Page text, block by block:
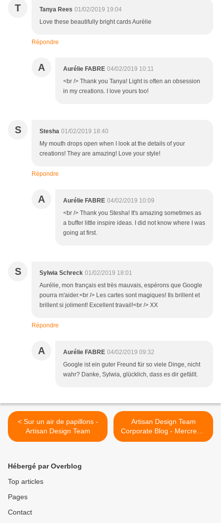
T Tanya Rees 01/02/2019 19:04
Love these beautifully bright cards Aurèlie
Répondre
A Aurélie FABRE 04/02/2019 10:11
<br /> Thank you Tanya! Light is often an obsession
in my creations. I love yours too!
S Stesha 01/02/2019 18:40
My mouth drops open when I look at the details of your
creations! They are amazing! Love your style!
Répondre
A Aurélie FABRE 04/02/2019 10:09
<br /> Thank you Stesha! It's amazing sometimes as
a buffer little inspire ideas. I did not know where I was
going at first.
S Sylwia Schreck 01/02/2019 18:01
Aurélie, mon français est très mauvais, espérons que Google
pourra m'aider.<br /> Les cartes sont magiques! Ils brillent et
brillent si joliment! Excellent travail!<br /> XX
Répondre
A Aurélie FABRE 04/02/2019 09:32
Google ist ein guter Freund für so viele Dinge, nicht
wahr? Danke, Sylwia, glücklich, dass es dir gefällt.
< Sur un air de papillons -
Artisan Design Team
Artisan Design Team
Corporate Blog - Mercredis
Scrap avancé ! >
Hébergé par Overblog
Top articles
Pages
Contact